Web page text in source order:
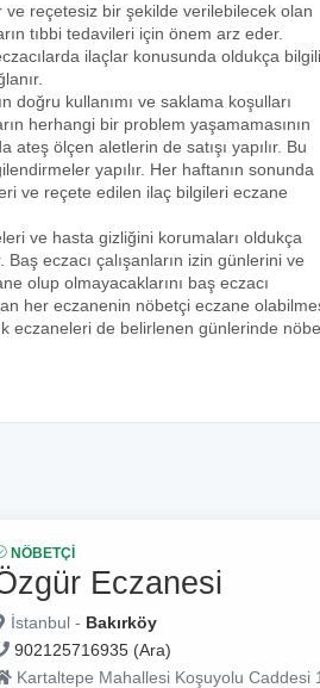
ve reçetesiz bir şekilde verilebilecek olan
tıbbi tedavileri için önem arz eder.
ilaçlar konusunda oldukça
doğru kullanımı ve saklama koşulları
herhangi bir problem yaşamamasının
ölçen aletlerin de satışı yapılır. Bu
yapılır. Her haftanın sonunda
ve reçete edilen ilaç bilgileri eczane
ve hasta gizliğini korumaları oldukça
eczacı çalışanların izin günlerini ve
olup olmayacaklarını baş eczacı
her eczanenin nöbetçi eczane
eczaneleri de belirlenen günlerinde
NÖBETÇI
Eczanesi
İstanbul - Bakırköy
902125716935 (Ara)
Kartaltepe Mahallesi Koşuyolu Caddesi